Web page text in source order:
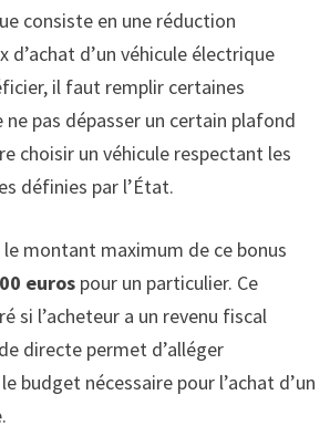
consiste en une réduction
d’un véhicule électrique
il faut remplir certaines
pas dépasser un certain plafond
choisir un véhicule respectant les
définies par l’État.
le montant maximum de ce bonus
eurospour un particulier. Ce
si l’acheteur a un revenu fiscal
directe permet d’alléger
budget nécessaire pour l’achat d’un